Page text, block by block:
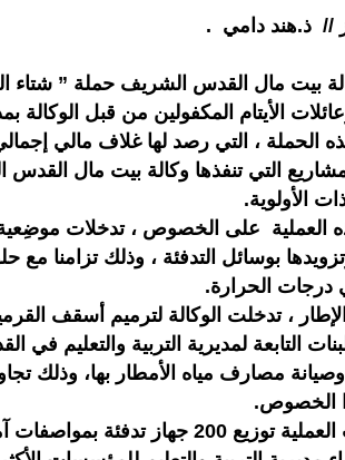
// ذ.هند دامي .
الأيتام المكفولين من قبل الوكالة
التي تنفذها وكالة بيت مال
الأولوية.
العملية على الخصوص ، تدخلات موضِعية
بوسائل التدفئة ، وذلك تزامنا
الحرارة.
، تدخلت الوكالة لترميم أسقف
التابعة لمديرية التربية والتعليم
مصارف مياه الأمطار بها، وذلك
الخصوص.
كما همت العملية توزيع 200 جهاز